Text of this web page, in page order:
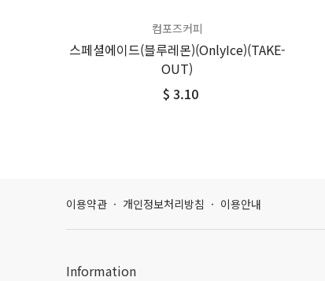
컴포즈커피
스페셜에이드(블루레몬)(OnlyIce)(TAKE-
OUT)
$ 3.10
이용약관 · 개인정보처리방침 · 이용안내
Information